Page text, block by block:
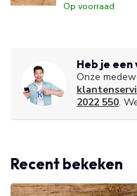
Op voorraad
Heb je
Onze
2022 550.
Recent bekeken